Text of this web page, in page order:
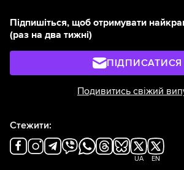
Підпишіться, щоб отримувати
(раз на два тижні)
ПІДПИСАТИСЯ
Подивитись свіжий
Стежити:
UA EN